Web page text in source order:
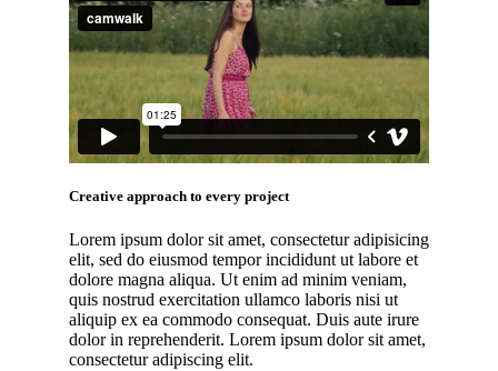
Creative approach to every project
Lorem ipsum dolor sit amet, consectetur adipisicing
elit, sed do eiusmod tempor incididunt ut labore et
dolore magna aliqua. Ut enim ad minim veniam,
quis nostrud exercitation ullamco laboris nisi ut
aliquip ex ea commodo consequat. Duis aute irure
dolor in reprehenderit. Lorem ipsum dolor sit amet,
consectetur adipiscing elit.